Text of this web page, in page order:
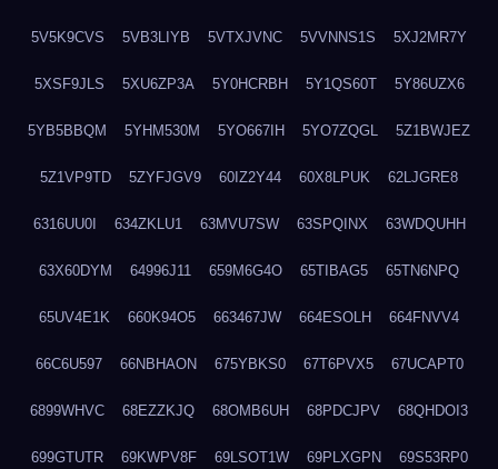
5V5K9CVS 5VB3LIYB 5VTXJVNC 5VVNNS1S 5XJ2MR7Y
5XSF9JLS 5XU6ZP3A 5Y0HCRBH 5Y1QS60T 5Y86UZX6
5YB5BBQM 5YHM530M 5YO667IH 5YO7ZQGL 5Z1BWJEZ
5Z1VP9TD 5ZYFJGV9 60IZ2Y44 60X8LPUK 62LJGRE8
6316UU0I 634ZKLU1 63MVU7SW 63SPQINX 63WDQUHH
63X60DYM 64996J11 659M6G4O 65TIBAG5 65TN6NPQ
65UV4E1K 660K94O5 663467JW 664ESOLH 664FNVV4
66C6U597 66NBHAON 675YBKS0 67T6PVX5 67UCAPT0
6899WHVC 68EZZKJQ 68OMB6UH 68PDCJPV 68QHDOI3
699GTUTR 69KWPV8F 69LSOT1W 69PLXGPN 69S53RP0